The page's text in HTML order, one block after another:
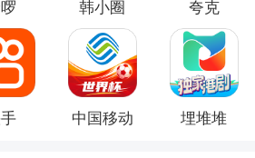
韩小圈 夸克
中国移动 埋堆堆